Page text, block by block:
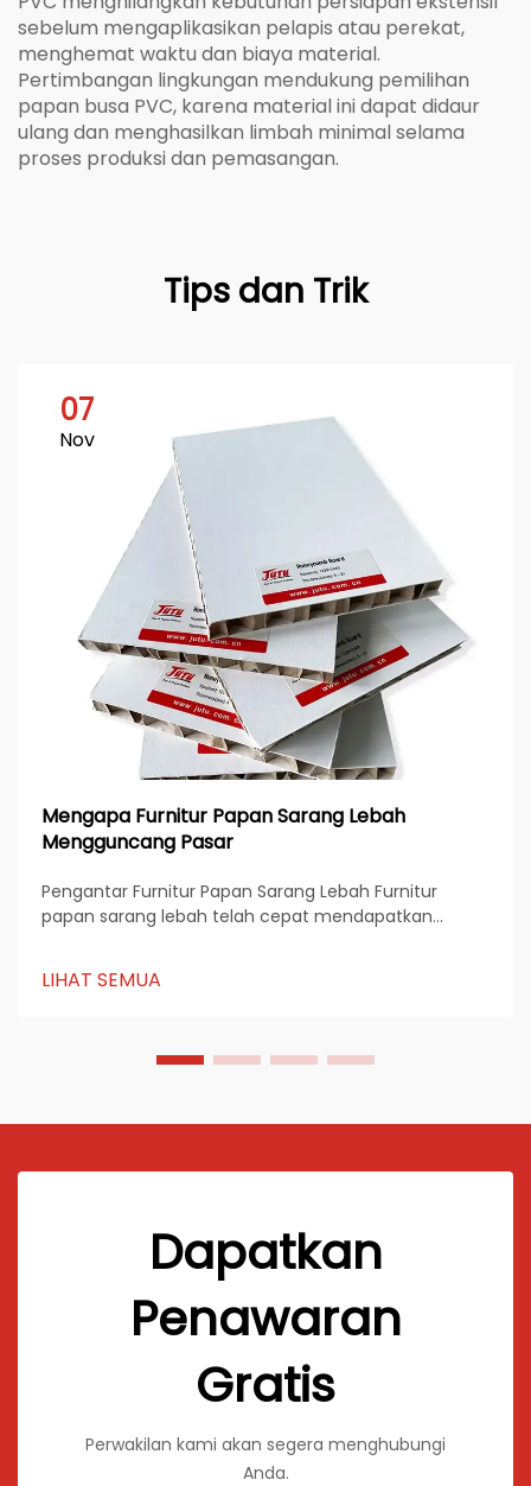
sebelum mengaplikasikan pelapis atau perekat,
menghemat waktu dan biaya material.
Pertimbangan lingkungan mendukung pemilihan
papan busa PVC, karena material ini dapat didaur
ulang dan menghasilkan limbah minimal selama
proses produksi dan pemasangan.
Tips dan Trik
07
Nov
Mengapa Furnitur Papan Sarang Lebah
Mengguncang Pasar
Pengantar Furnitur Papan Sarang Lebah Furnitur
papan sarang lebah telah cepat mendapatkan
keberlanjutan. Dibuat dari kertas, aluminium, atau
LIHAT SEMUA
Dapatkan
Penawaran
Gratis
Perwakilan kami akan segera menghubungi
Anda.